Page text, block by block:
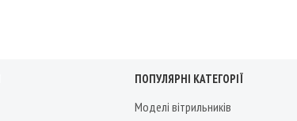
ПОПУЛЯРНІ КАТЕГОРІЇ
Моделі вітрильників